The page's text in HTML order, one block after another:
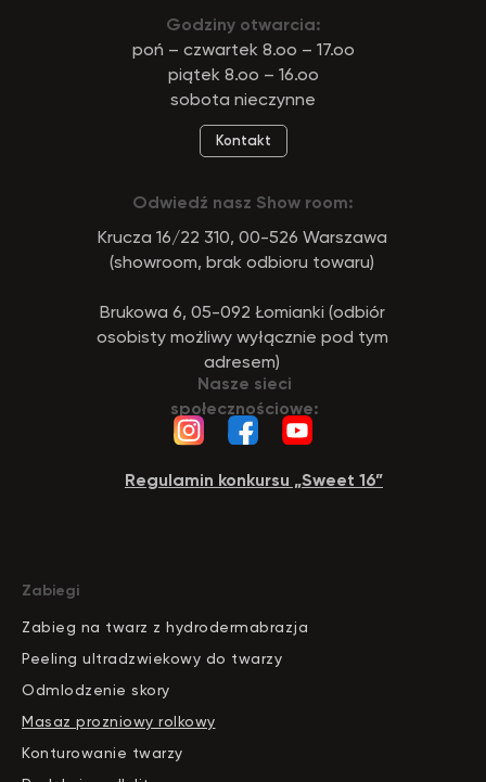
Godziny otwarcia:
poń – czwartek 8.oo – 17.oo
piątek 8.oo – 16.oo
sobota nieczynne
Regulamin konkursu „Sweet 16”
Odwiedź nasz Show room:
Krucza 16/22 310, 00-526 Warszawa
(showroom, brak odbioru towaru)
Brukowa 6, 05-092 Łomianki (odbiór
osobisty możliwy wyłącznie pod tym
adresem)
Kontakt
Nasze sieci
społecznościowe:
Zabiegi
Zabieg na twarz z hydrodermabrazja
Peeling ultradzwiekowy do twarzy
Odmlodzenie skory
Masaz prozniowy rolkowy
Konturowanie twarzy